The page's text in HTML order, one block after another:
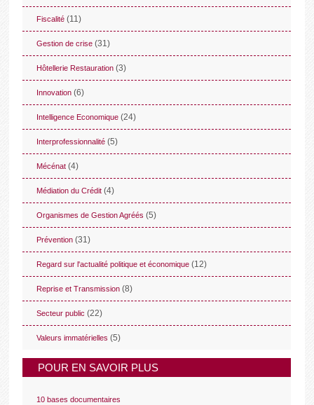
Fiscalité (11)
Gestion de crise (31)
Hôtellerie Restauration (3)
Innovation (6)
Intelligence Economique (24)
Interprofessionnalité (5)
Mécénat (4)
Médiation du Crédit (4)
Organismes de Gestion Agréés (5)
Prévention (31)
Regard sur l'actualité politique et économique (12)
Reprise et Transmission (8)
Secteur public (22)
Valeurs immatérielles (5)
POUR EN SAVOIR PLUS
10 bases documentaires